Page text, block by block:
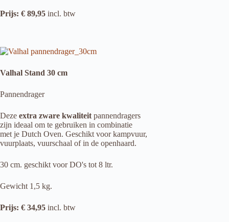
Prijs: € 89,95 incl. btw
Valhal Stand 30 cm
Pannendrager
Deze extra zware kwaliteit pannendragers
zijn ideaal om te gebruiken in combinatie
met je Dutch Oven. Geschikt voor kampvuur,
vuurplaats, vuurschaal of in de openhaard.
30 cm. geschikt voor DO's tot 8 ltr.
Gewicht 1,5 kg.
Prijs: € 34,95 incl. btw